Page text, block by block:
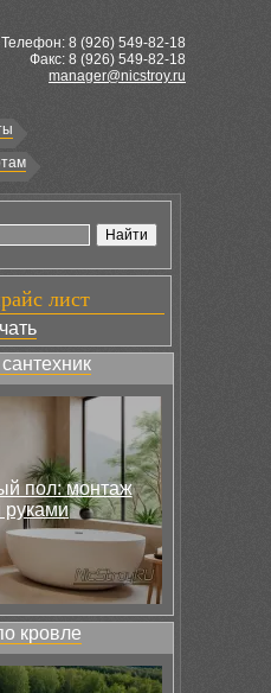
Телефон: 8 (926) 549-82-18
Факс: 8 (926) 549-82-18
manager@nicstroy.ru
лист
пол: монтаж
руками
кровле